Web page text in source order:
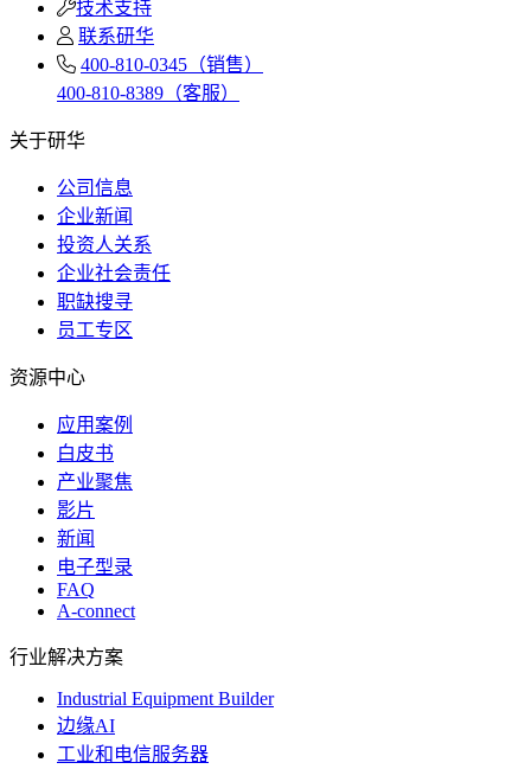
技术支持
联系研华
400-810-0345（销售）
400-810-8389（客服）
关于研华
公司信息
企业新闻
投资人关系
企业社会责任
职缺搜寻
员工专区
资源中心
应用案例
白皮书
产业聚焦
影片
新闻
电子型录
FAQ
A-connect
行业解决方案
Industrial Equipment Builder
边缘AI
工业和电信服务器